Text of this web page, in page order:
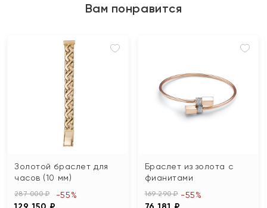
Вам понравится
Золотой браслет для
часов (10 мм)
287 000 ₽ -55%
Браслет из золота с
фианитами
169 290 ₽ -55%